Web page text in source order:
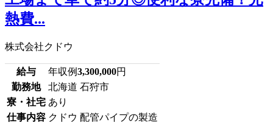
熱費...
株式会社クドウ
給与 年収例3,300,000円
勤務地
北海道 石狩市
寮・社宅 あり
仕事内容 クドウ 配管パイプの製造